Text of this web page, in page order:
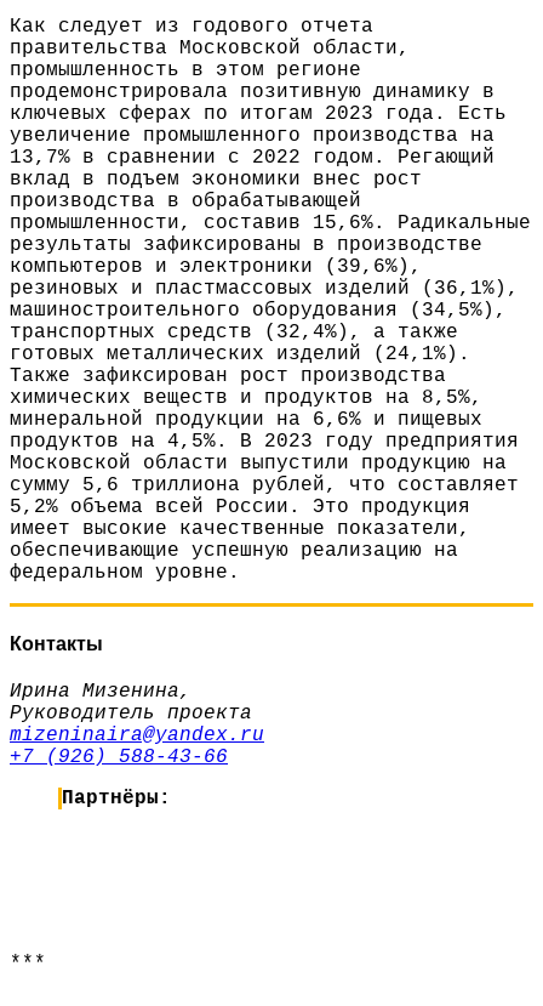
Как следует из годового отчета
правительства Московской области,
промышленность в этом регионе
продемонстрировала позитивную динамику в
ключевых сферах по итогам 2023 года. Есть
увеличение промышленного производства на
13,7% в сравнении с 2022 годом. Регающий
вклад в подъем экономики внес рост
производства в обрабатывающей
промышленности, составив 15,6%. Радикальные
результаты зафиксированы в производстве
компьютеров и электроники (39,6%),
резиновых и пластмассовых изделий (36,1%),
машиностроительного оборудования (34,5%),
транспортных средств (32,4%), а также
готовых металлических изделий (24,1%).
Также зафиксирован рост производства
химических веществ и продуктов на 8,5%,
минеральной продукции на 6,6% и пищевых
продуктов на 4,5%. В 2023 году предприятия
Московской области выпустили продукцию на
сумму 5,6 триллиона рублей, что составляет
5,2% объема всей России. Это продукция
имеет высокие качественные показатели,
обеспечивающие успешную реализацию на
федеральном уровне.
Контакты
Ирина Мизенина,
Руководитель проекта
mizeninaira@yandex.ru
+7 (926) 588-43-66
Партнёры:
***